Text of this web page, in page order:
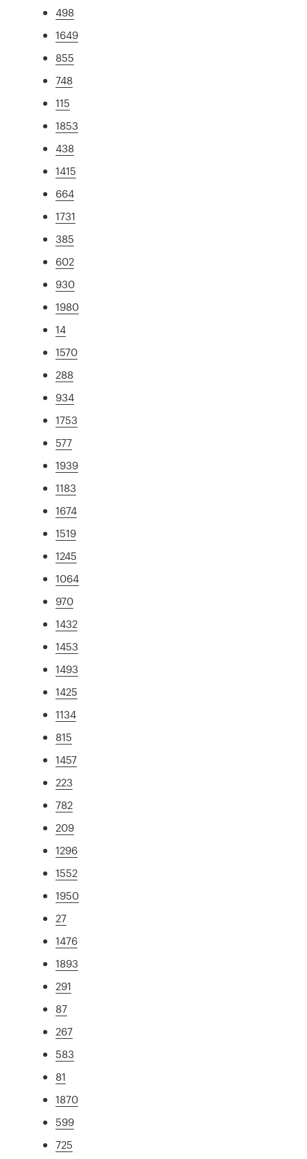
498
1649
855
748
115
1853
438
1415
664
1731
385
602
930
1980
14
1570
288
934
1753
577
1939
1183
1674
1519
1245
1064
970
1432
1453
1493
1425
1134
815
1457
223
782
209
1296
1552
1950
27
1476
1893
291
87
267
583
81
1870
599
725